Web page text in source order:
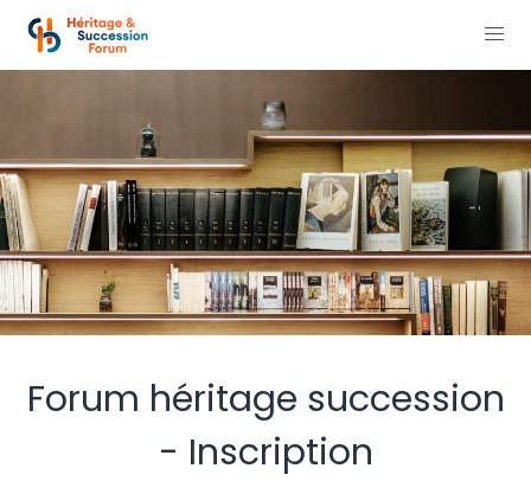
Forum héritage succession
- Inscription